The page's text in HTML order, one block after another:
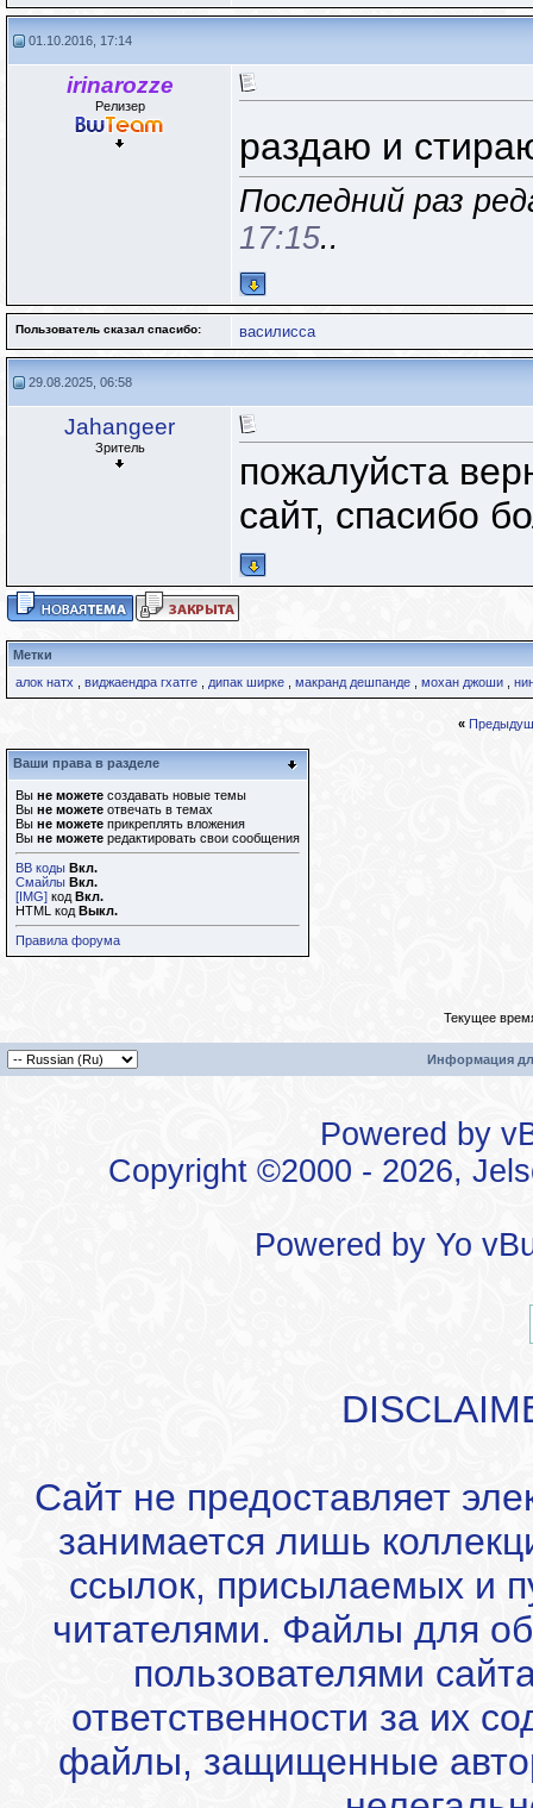
01.10.2016, 17:14
irinarozze
Релизер
раздаю и
Последний раз
17:15..
Пользователь сказал cпасибо: василисса
29.08.2025, 06:58
Jahangeer
Зритель
пожалуйста
сайт, спасибо
Метки
алок натх
виджаендра гхатге дипак ширке макранд дешпанде мохан джоши
«
Ваши права в разделе
Вы не можете создавать новые темы
Вы не можете отвечать в темах
Вы не можете прикреплять вложения
Вы не можете редактировать свои сообщения
BB коды Вкл.
Смайлы Вкл.
[IMG] код Вкл.
HTML код Выкл.
Правила форума
Текущее
Информация
Powered by
Copyright ©2000 - 2026,
Powered by Yo
Сайт не предоставляет
занимается лишь
ссылок, присылаемых и
читателями. Файлы для
пользователями
ответственности за их
файлы, защищенные